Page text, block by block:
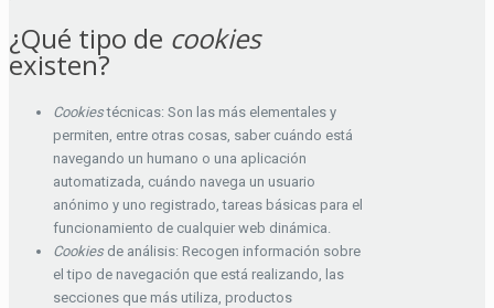
¿Qué tipo de cookies
existen?
Cookiestécnicas: Son las más elementales y
permiten, entre otras cosas, saber cuándo está
navegando un humano o una aplicación
automatizada, cuándo navega un usuario
anónimo y uno registrado, tareas básicas para el
funcionamiento de cualquier web dinámica.
Cookiesde análisis: Recogen información sobre
el tipo de navegación que está realizando, las
secciones que más utiliza, productos